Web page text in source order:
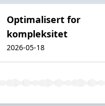
Optimalisert for
kompleksitet
2026-05-18